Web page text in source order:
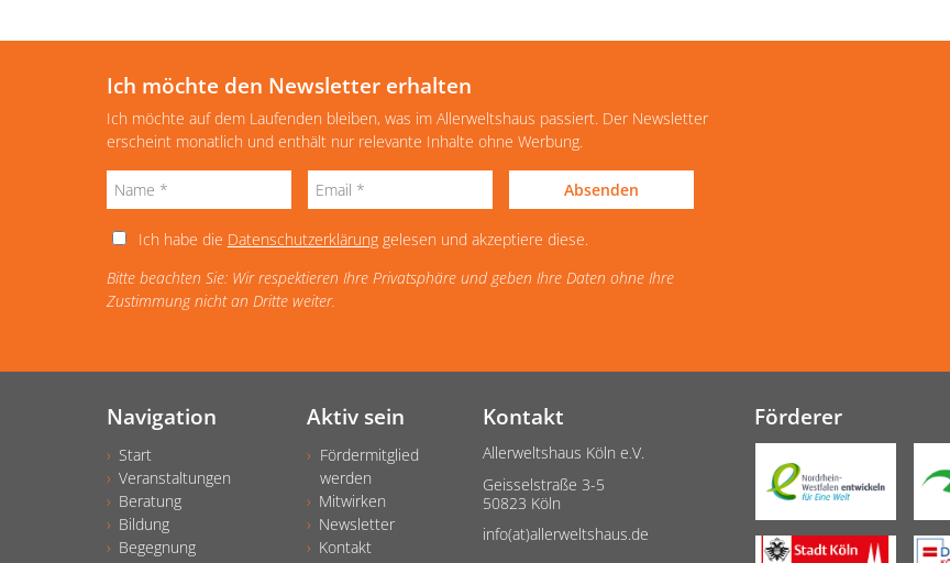
Ich möchte den Newsletter erhalten
Ich möchte auf dem Laufenden bleiben, was im Allerweltshaus passiert. Der Newsletter
erscheint monatlich und enthält nur relevante Inhalte ohne Werbung.
Absenden
Ich habe die Datenschutzerklärunggelesen und akzeptiere diese.
Bitte beachten Sie: Wir respektieren Ihre Privatsphäre und geben Ihre Daten ohne Ihre
Zustimmung nicht an Dritte weiter.
Navigation
Start
Veranstaltungen
Beratung
Bildung
Begegnung
Aktiv sein
Fördermitglied
werden
Mitwirken
Newsletter
Kontakt
Kontakt
Allerweltshaus Köln e.V.
Geisselstraße 3-5
50823 Köln
info(at)allerweltshaus.de
Förderer